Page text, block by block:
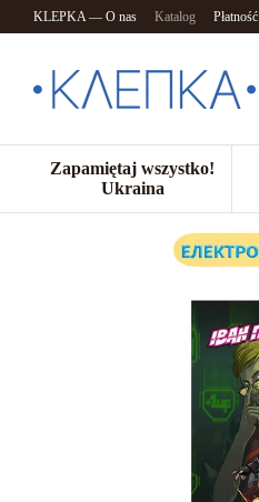
Przejdź do głównej treści
KLEPKA — O nas Katalog
Zapamiętaj wszystko!
Ukraina